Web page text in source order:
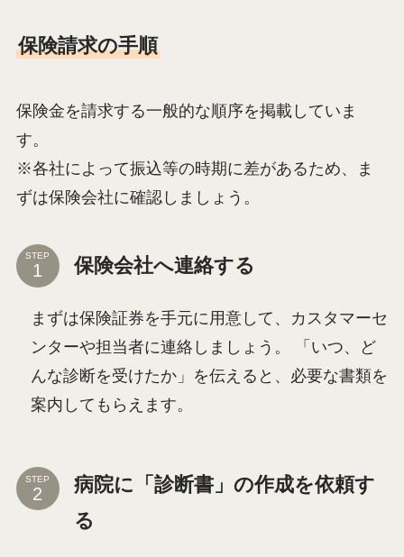
保険請求の手順
保険金を請求する一般的な順序を掲載していま
す。
※各社によって振込等の時期に差があるため、ま
ずは保険会社に確認しましょう。
STEP 保険会社へ連絡する
まずは保険証券を手元に用意して、カスタマーセ
ンターや担当者に連絡しましょう。 「いつ、ど
んな診断を受けたか」を伝えると、必要な書類を
案内してもらえます。
STEP
病院に「診断書」の作成を依頼す
る